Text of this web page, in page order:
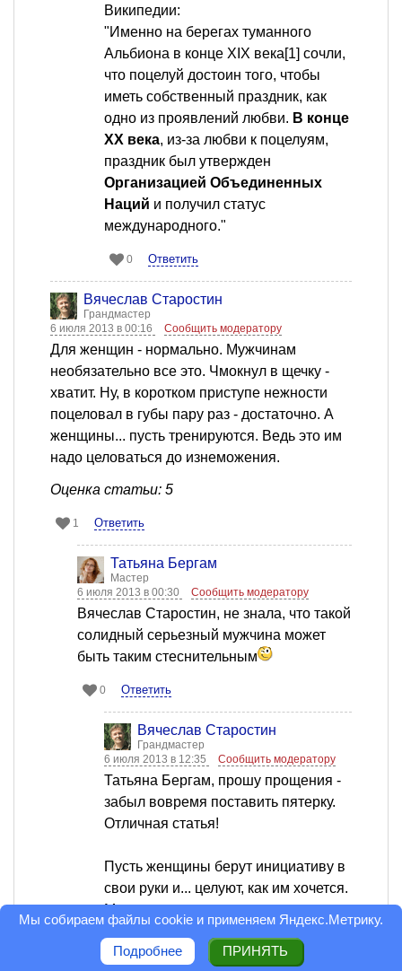
Википедии:
"Именно на берегах туманного
Альбиона в конце XIX века[1] сочли,
что поцелуй достоин того, чтобы
иметь собственный праздник, как
одно из проявлений любви. В конце
ХХ века, из-за любви к поцелуям,
праздник был утвержден
Организацией Объединенных
Наций и получил статус
международного."
0 Ответить
Вячеслав Старостин
Грандмастер
6 июля 2013 в 00:16
Сообщить модератору
Для женщин - нормально. Мужчинам
необязательно все это. Чмокнул в щечку -
хватит. Ну, в коротком приступе нежности
поцеловал в губы пару раз - достаточно. А
женщины... пусть тренируются. Ведь это им
надо целоваться до изнеможения.
Оценка статьи: 5
1 Ответить
Татьяна Бергам
Мастер
6 июля 2013 в 00:30
Сообщить модератору
Вячеслав Старостин, не знала, что такой
солидный серьезный мужчина может
быть таким стеснительным
0 Ответить
Вячеслав Старостин
Грандмастер
6 июля 2013 в 12:35
Сообщить модератору
Татьяна Бергам, прошу прощения -
забыл вовремя поставить пятерку.
Отличная статья!
Пусть женщины берут инициативу в
свои руки и... целуют, как им хочется.
Мы, мужчины, очень даже не против.
Оценка статьи: 5
Мы собираем файлы cookie и применяем Яндекс.Метрику.
Подробнее ПРИНЯТЬ